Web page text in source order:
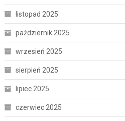
listopad 2025
październik 2025
wrzesień 2025
sierpień 2025
lipiec 2025
czerwiec 2025